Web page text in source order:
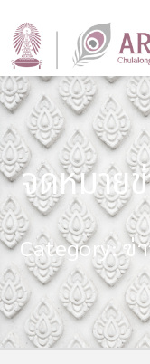
จดหมาย
Category: ข่